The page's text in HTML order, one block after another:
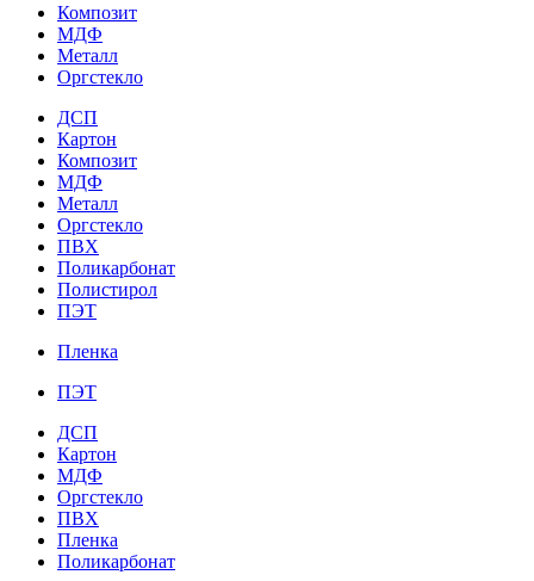
Композит
МДФ
Металл
Оргстекло
ДСП
Картон
Композит
МДФ
Металл
Оргстекло
ПВХ
Поликарбонат
Полистирол
ПЭТ
Пленка
ПЭТ
ДСП
Картон
МДФ
Оргстекло
ПВХ
Пленка
Поликарбонат